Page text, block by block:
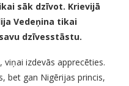
sāk dzīvot. Krievijā
Vedeņina tikai
dzīvesstāstu.
izdevās apprecēties.
bet gan Nigērijas princis,